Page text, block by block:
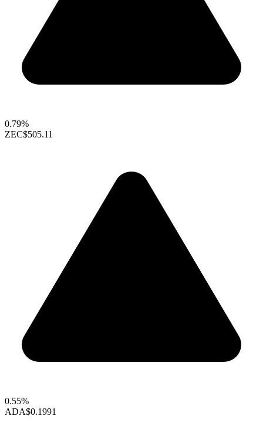
0.79%
ZEC$505.11
0.55%
ADA$0.1991